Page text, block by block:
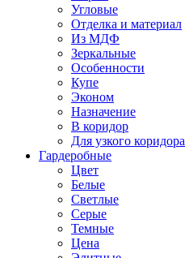
Угловые
Отделка и материал
Из МДФ
Зеркальные
Особенности
Купе
Эконом
Назначение
В коридор
Для узкого коридора
Гардеробные
Цвет
Белые
Светлые
Серые
Темные
Цена